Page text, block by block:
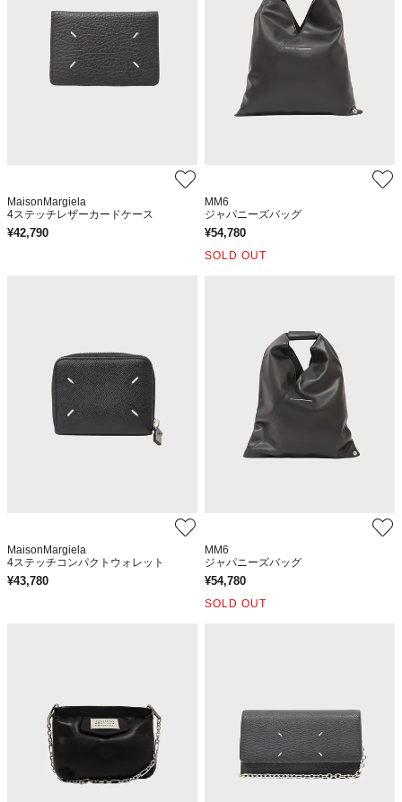
MaisonMargiela
4ステッチレザーカードケース
¥42,790
MM6
ジャパニーズバッグ
¥54,780
SOLD OUT
MaisonMargiela
4ステッチコンパクトウォレット
¥43,780
MM6
ジャパニーズバッグ
¥54,780
SOLD OUT